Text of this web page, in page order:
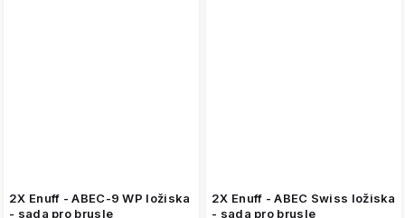
2X Enuff - ABEC-9 WP ložiska
- sada pro brusle
2X Enuff - ABEC Swiss ložiska
- sada pro brusle